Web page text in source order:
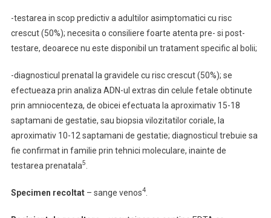
-testarea in scop predictiv a adultilor asimptomatici cu risc
crescut (50%); necesita o consiliere foarte atenta pre- si post-
testare, deoarece nu este disponibil un tratament specific al bolii;
-diagnosticul prenatal la gravidele cu risc crescut (50%); se
efectueaza prin analiza ADN-ul extras din celule fetale obtinute
prin amniocenteza, de obicei efectuata la aproximativ 15-18
saptamani de gestatie, sau biopsia vilozitatilor coriale, la
aproximativ 10-12 saptamani de gestatie; diagnosticul trebuie sa
fie confirmat in familie prin tehnici moleculare, inainte de
testarea prenatala5
Specimen recoltat– sange venos4.